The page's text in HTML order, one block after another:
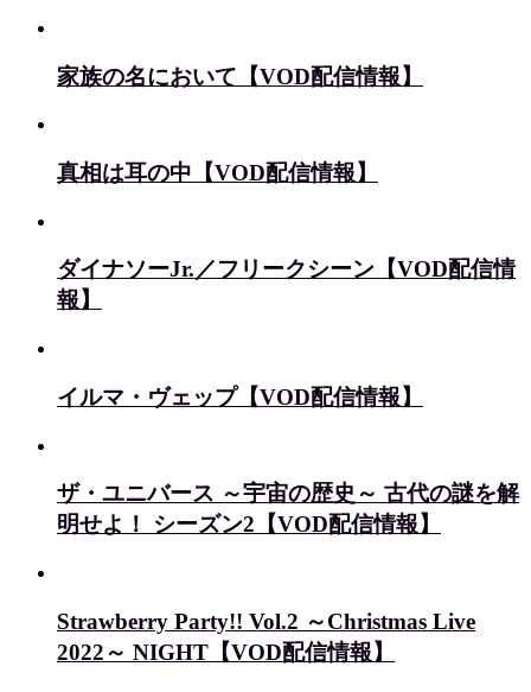
家族の名において【VOD配信情報】
真相は耳の中【VOD配信情報】
ダイナソーJr.／フリークシーン【VOD配信情
報】
イルマ・ヴェップ【VOD配信情報】
ザ・ユニバース ～宇宙の歴史～ 古代の謎を解
明せよ！ シーズン2【VOD配信情報】
Strawberry Party!! Vol.2 ～Christmas Live
2022～ NIGHT【VOD配信情報】